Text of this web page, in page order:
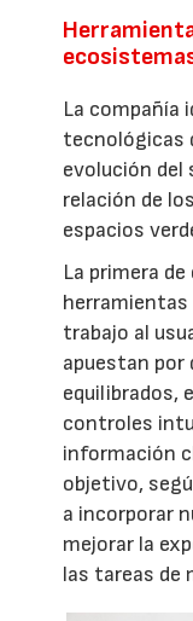
La compañía
tecnológicas
evolución del
relación de
espacios
La primera
trabajo al
apuestan por
equilibrados,
controles
información
objetivo,
a incorporar
mejorar la
las tareas de